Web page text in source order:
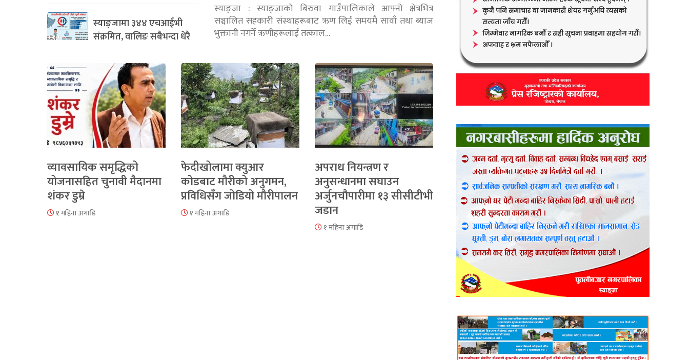
स्याङ्जामा ३४४ एचआईभी
संक्रमित, वालिङ सबैभन्दा धेरै
स्याङ्जा : स्याङ्जाको बिरुवा गाउँपालिकाले आफ्नो क्षेत्रभित्र
सञ्चालित सहकारी संस्थाहरूबाट ऋण लिई समयमै सावाँ तथा ब्याज
भुक्तानी नगर्ने ऋणीहरूलाई तत्काल…
व्यावसायिक समृद्धिको
योजनासहित चुनावी मैदानमा
शंकर डुम्रे
१ महिना अगाडि
फेदीखोलामा क्युआर
कोडबाट मौरीको अनुगमन,
प्रविधिसँग जोडियो मौरीपालन
१ महिना अगाडि
अपराध नियन्त्रण र
अनुसन्धानमा सघाउन
अर्जुनचौपारीमा १३ सीसीटीभी
जडान
१ महिना अगाडि